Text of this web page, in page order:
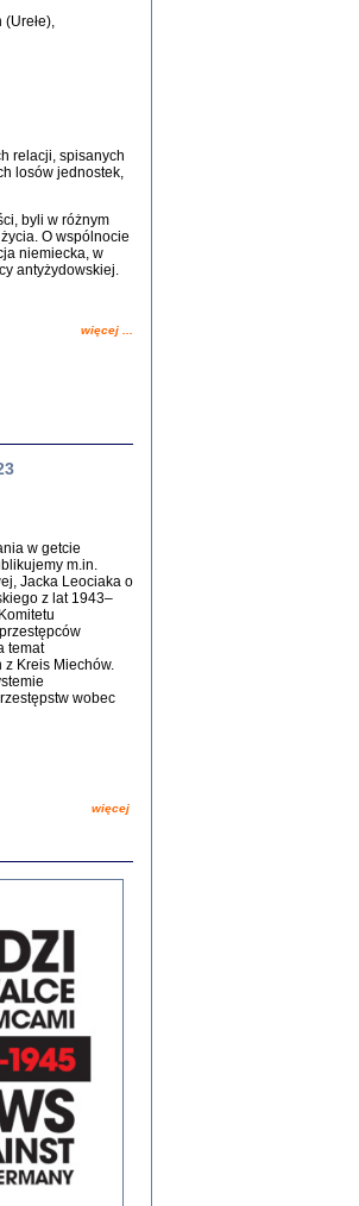
2018
...
Marta Janczewska
2017
1944)
Anna Wylegała
relacji, spisanych
losów jednostek,
byli w różnym
O wspólnocie
niemiecka, w
antyżydowskiej.
więcej ...
w getcie
m.in.
Jacka Leociaka o
z lat 1943–
temat
Kreis Miechów.
wobec
więcej